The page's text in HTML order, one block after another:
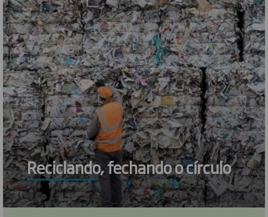
Reciclando, fechando o círculo